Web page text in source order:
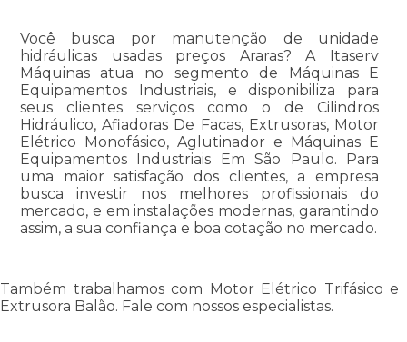
Você busca por manutenção de unidade
hidráulicas usadas preços Araras? A Itaserv
Máquinas atua no segmento de Máquinas E
Equipamentos Industriais, e disponibiliza para
seus clientes serviços como o de Cilindros
Hidráulico, Afiadoras De Facas, Extrusoras, Motor
Elétrico Monofásico, Aglutinador e Máquinas E
Equipamentos Industriais Em São Paulo. Para
uma maior satisfação dos clientes, a empresa
busca investir nos melhores profissionais do
mercado, e em instalações modernas, garantindo
assim, a sua confiança e boa cotação no mercado.
Também trabalhamos com Motor Elétrico Trifásico e
Extrusora Balão. Fale com nossos especialistas.